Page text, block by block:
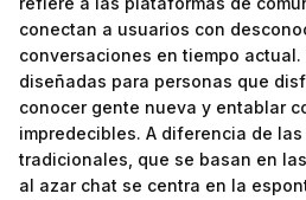
conectan a usuarios con
conversaciones en tiempo
diseñadas para personas que
conocer gente nueva y entablar
impredecibles. A diferencia de
tradicionales, que se basan en
al azar chat se centra en la